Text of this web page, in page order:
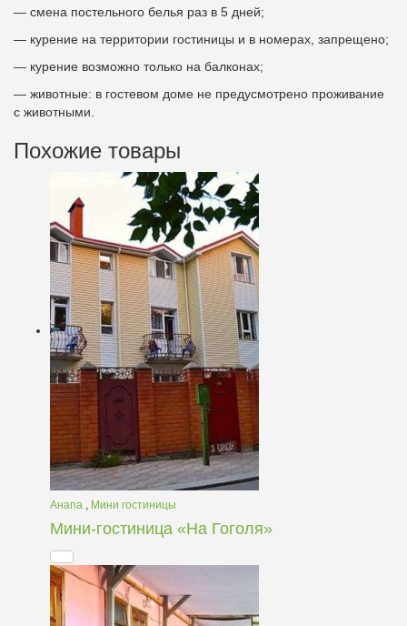
— смена постельного белья раз в 5 дней;
— курение на территории гостиницы и в номерах, запрещено;
— курение возможно только на балконах;
— животные: в гостевом доме не предусмотрено проживание
с животными.
Похожие товары
Анапа , Мини гостиницы
Мини-гостиница «На Гоголя»